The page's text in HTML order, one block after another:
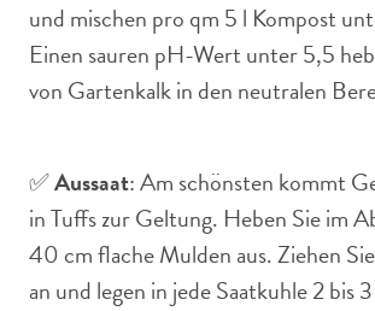
und mischen pro qm 5 l Kompost
Einen sauren pH-Wert unter 5,5
von Gartenkalk in den neutralen
✅Aussaat: Am schönsten kommt
in Tuffs zur Geltung. Heben Sie im
40 cm flache Mulden aus. Ziehen
an und legen in jede Saatkuhle 2 bis